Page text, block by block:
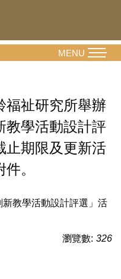
MENU
福祉研究所舉辦
教學活動設計評
止期限及更新活
。
教學活動設計評選」活
瀏覽數: 326